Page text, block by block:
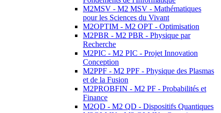
M2MSV - M2 MSV - Mathématiques
pour les Sciences du Vivant
M2OPTIM - M2 OPT - Optimisation
M2PBR - M2 PBR - Physique par
Recherche
M2PIC - M2 PIC - Projet Innovation
Conception
M2PPF - M2 PPF - Physique des Plasmas
et de la Fusion
M2PROBFIN - M2 PF - Probabilités et
Finance
M2QD - M2 QD - Dispositifs Quantiques